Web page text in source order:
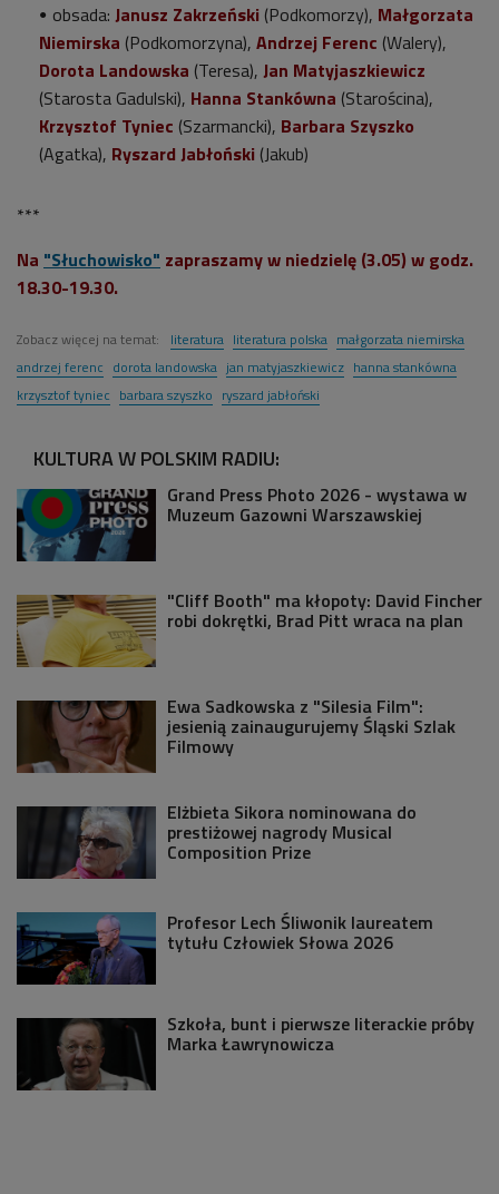
obsada: Janusz Zakrzeński (Podkomorzy), Małgorzata
Niemirska (Podkomorzyna), Andrzej Ferenc (Walery),
Dorota Landowska (Teresa), Jan Matyjaszkiewicz
(Starosta Gadulski), Hanna Stankówna (Starościna),
Krzysztof Tyniec (Szarmancki), Barbara Szyszko
(Agatka), Ryszard Jabłoński (Jakub)
***
Na "Słuchowisko" zapraszamy w niedzielę (3.05) w godz.
18.30-19.30.
Zobacz więcej na temat: literatura literatura polska małgorzata niemirska
andrzej ferenc dorota landowska jan matyjaszkiewicz hanna stankówna
krzysztof tyniec barbara szyszko ryszard jabłoński
KULTURA W POLSKIM RADIU:
Grand Press Photo 2026 - wystawa w
Muzeum Gazowni Warszawskiej
"Cliff Booth" ma kłopoty: David Fincher
robi dokrętki, Brad Pitt wraca na plan
Ewa Sadkowska z "Silesia Film":
jesienią zainaugurujemy Śląski Szlak
Filmowy
Elżbieta Sikora nominowana do
prestiżowej nagrody Musical
Composition Prize
Profesor Lech Śliwonik laureatem
tytułu Człowiek Słowa 2026
Szkoła, bunt i pierwsze literackie próby
Marka Ławrynowicza